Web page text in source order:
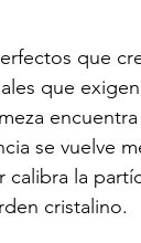
que
que
se vuelve
calibra la
cristalino.